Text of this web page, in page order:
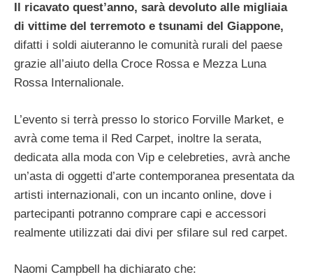
Il ricavato quest’anno, sarà devoluto alle migliaia
di vittime del terremoto e tsunami del Giappone,
difatti i soldi aiuteranno le comunità rurali del paese
grazie all’aiuto della Croce Rossa e Mezza Luna
Rossa Internalionale.
L’evento si terrà presso lo storico Forville Market, e
avrà come tema il Red Carpet, inoltre la serata,
dedicata alla moda con Vip e celebreties, avrà anche
un’asta di oggetti d’arte contemporanea presentata da
artisti internazionali, con un incanto online, dove i
partecipanti potranno comprare capi e accessori
realmente utilizzati dai divi per sfilare sul red carpet.
Naomi Campbell ha dichiarato che: